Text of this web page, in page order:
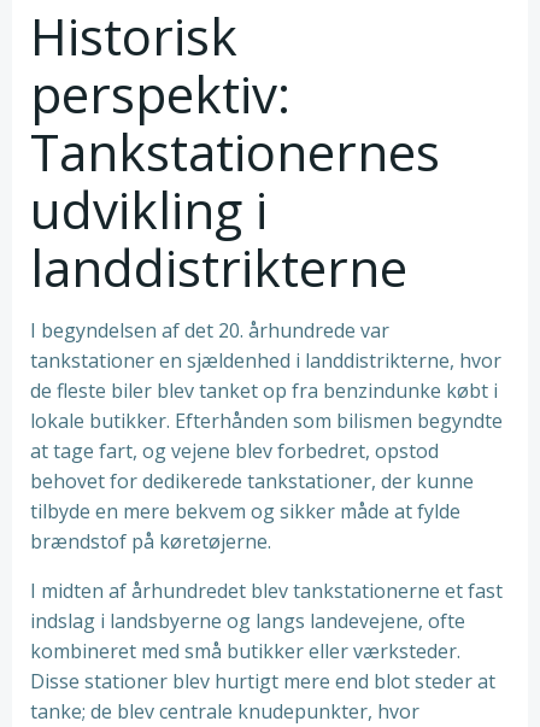
Historisk
perspektiv:
Tankstationernes
udvikling i
landdistrikterne
I begyndelsen af det 20. århundrede var
tankstationer en sjældenhed i landdistrikterne, hvor
de fleste biler blev tanket op fra benzindunke købt i
lokale butikker. Efterhånden som bilismen begyndte
at tage fart, og vejene blev forbedret, opstod
behovet for dedikerede tankstationer, der kunne
tilbyde en mere bekvem og sikker måde at fylde
brændstof på køretøjerne.
I midten af århundredet blev tankstationerne et fast
indslag i landsbyerne og langs landevejene, ofte
kombineret med små butikker eller værksteder.
Disse stationer blev hurtigt mere end blot steder at
tanke; de blev centrale knudepunkter, hvor